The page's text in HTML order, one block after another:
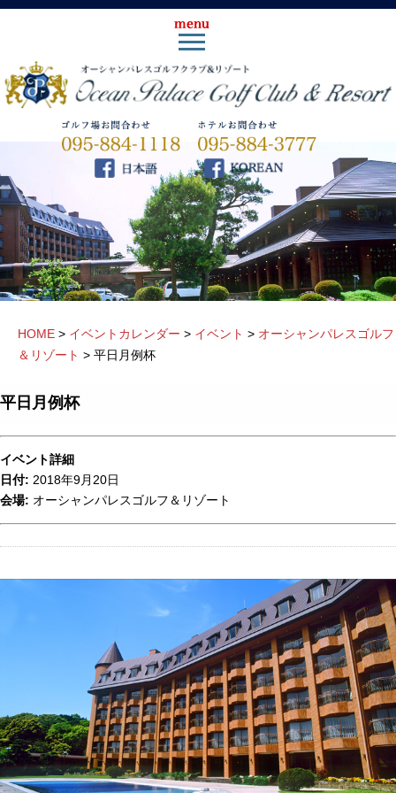
HOME > イベントカレンダー > イベント > オーシャンパレスゴルフ
＆リゾート > 平日月例杯
平日月例杯
イベント詳細
日付: 2018年9月20日
会場: オーシャンパレスゴルフ＆リゾート